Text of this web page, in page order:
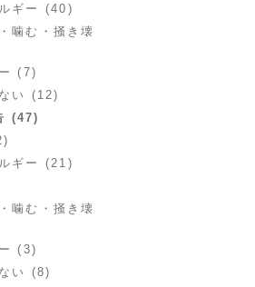
ギー (40)
噛む・掻き壊
(7)
い (12)
(47)
ギー (21)
噛む・掻き壊
(3)
い (8)